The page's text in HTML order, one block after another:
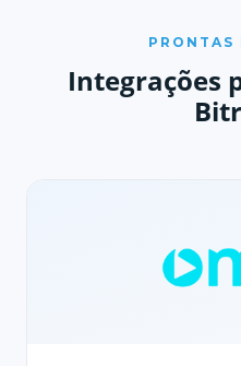
PRONTAS
Integrações